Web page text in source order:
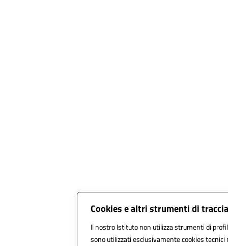
Cookies e altri strumenti di
Il nostro Istituto non utilizza strumenti di
sono utilizzati esclusivamente cookies tecnici